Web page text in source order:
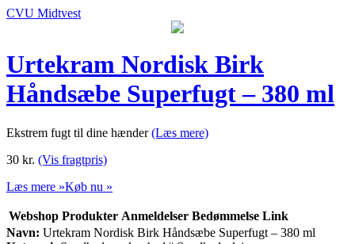
CVU Midtvest
Urtekram Nordisk Birk
Håndsæbe Superfugt – 380 ml
Ekstrem fugt til dine hænder(Læs mere)
30 kr. (Vis fragtpris)
Læs mere »Køb nu »
Webshop Produkter Anmeldelser Bedømmelse Link
Navn: Urtekram Nordisk Birk Håndsæbe Superfugt – 380 ml